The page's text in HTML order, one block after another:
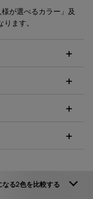
が選べるカラー」及
ます。
なる2色を比較する